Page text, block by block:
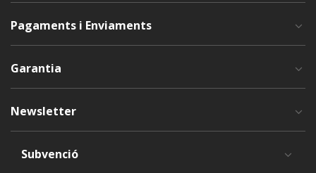
Pagaments i Enviaments
Garantia
Newsletter
Subvenció